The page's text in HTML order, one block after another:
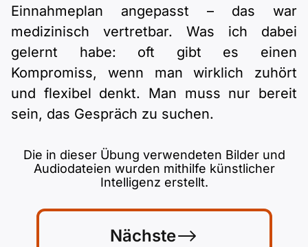
Einnahmeplan angepasst – das war
medizinisch vertretbar. Was ich dabei
gelernt habe: oft gibt es einen
Kompromiss, wenn man wirklich zuhört
und flexibel denkt. Man muss nur bereit
sein, das Gespräch zu suchen.
Nächste
Die in dieser Übung verwendeten Bilder und
Audiodateien wurden mithilfe künstlicher
Intelligenz erstellt.